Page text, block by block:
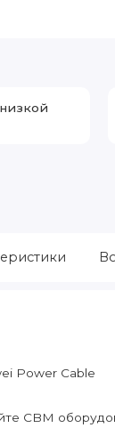
Power Cable
CBM